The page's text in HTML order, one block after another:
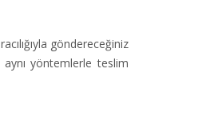
göndereceğiniz
aynı yöntemlerle teslim